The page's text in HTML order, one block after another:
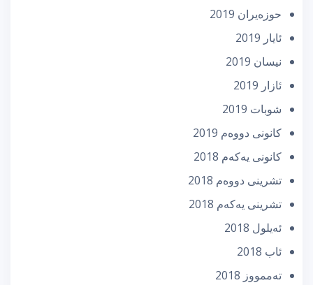
حوزه‌یران 2019
ئایار 2019
نیسان 2019
ئازار 2019
شوبات 2019
كانونی دووه‌م 2019
كانونی یه‌كه‌م 2018
تشرینی دووه‌م 2018
تشرینی یه‌كه‌م 2018
ئه‌یلول 2018
ئاب 2018
تەممووز 2018